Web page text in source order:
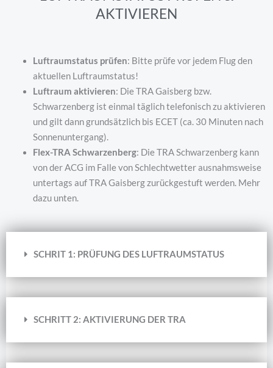
AKTIVIEREN
Luftraumstatus prüfen: Bitte prüfe vor jedem Flug den
aktuellen Luftraumstatus!
Luftraum aktivieren: Die TRA Gaisberg bzw.
Schwarzenberg ist einmal täglich telefonisch zu aktivieren
und gilt dann grundsätzlich bis ECET (ca. 30 Minuten nach
Sonnenuntergang).
Flex-TRA Schwarzenberg: Die TRA Schwarzenberg kann
von der ACG im Falle von Schlechtwetter ausnahmsweise
untertags auf TRA Gaisberg zurückgestuft werden. Mehr
dazu unten.
SCHRIT 1: PRÜFUNG DES LUFTRAUMSTATUS
SCHRITT 2: AKTIVIERUNG DER TRA